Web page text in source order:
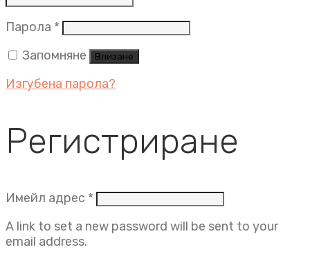
Парола * Задължително
Запомняне
Влизане
Изгубена парола?
Регистриране
Имейл адрес * Задължително
A link to set a new password will be sent to your
email address.